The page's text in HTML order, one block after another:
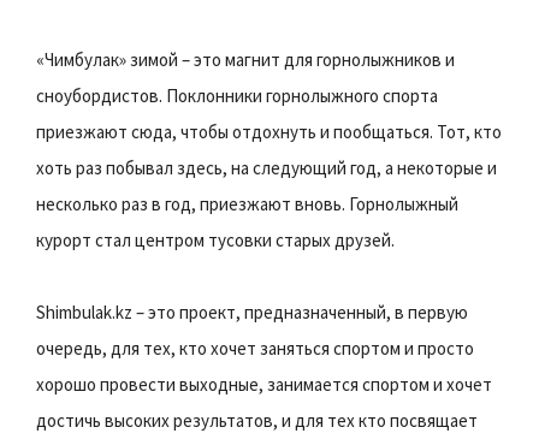
«Чимбулак» зимой – это магнит для горнолыжников и
сноубордистов. Поклонники горнолыжного спорта
приезжают сюда, чтобы отдохнуть и пообщаться. Тот, кто
хоть раз побывал здесь, на следующий год, а некоторые и
несколько раз в год, приезжают вновь. Горнолыжный
курорт стал центром тусовки старых друзей.
Shimbulak.kz – это проект, предназначенный, в первую
очередь, для тех, кто хочет заняться спортом и просто
хорошо провести выходные, занимается спортом и хочет
достичь высоких результатов, и для тех кто посвящает